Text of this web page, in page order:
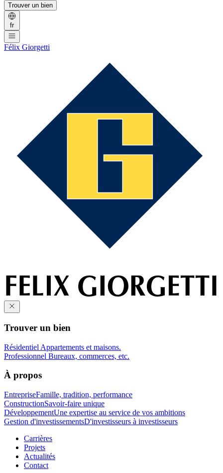
Trouver un bien
fr
Félix Giorgetti
Trouver un bien
Résidentiel Appartements et maisons.
Professionnel Bureaux, commerces, etc.
À propos
EntrepriseFamille, tradition, performance
ConstructionSavoir-faire unique
DéveloppementUne expertise au service de vos ambitions
Gestion d'investissementsD'investisseurs à investisseurs
Carrières
Projets
Actualités
Contact